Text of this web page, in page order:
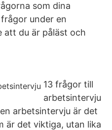
som dina
under en
att du är påläst och
13 frågor till
arbetsintervju
arbetsintervju är det
är det viktiga, utan lika